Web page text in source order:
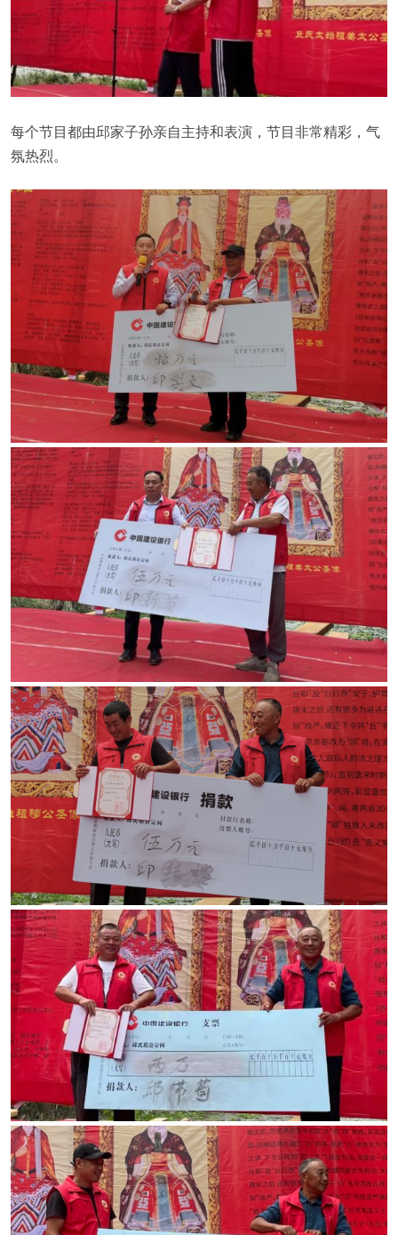
每个节目都由邱家子孙亲自主持和表演，节目非常精彩，气
氛热烈。